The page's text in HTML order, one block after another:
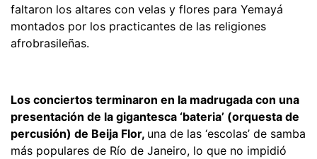
faltaron los altares con velas y flores para Yemayá
montados por los practicantes de las religiones
afrobrasileñas.
Los conciertos terminaron en la madrugada con una
presentación de la gigantesca ‘bateria’ (orquesta de
percusión) de Beija Flor, una de las ‘escolas’ de samba
más populares de Río de Janeiro, lo que no impidió